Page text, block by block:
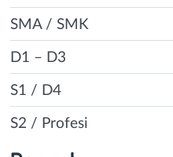
SMA / SMK
D1 – D3
S1 / D4
S2 / Profesi